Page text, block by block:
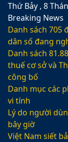
Thứ Bảy , 8
Breaking News
Danh sách 705
dân số đang
Danh sách
thuế cơ sở và
công bố
Danh mục các
vi tính
Lý do người
bây giờ
Việt Nam siết